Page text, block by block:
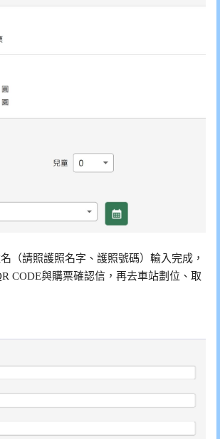
（請照護照名字、護照號碼）輸入完成，
CODE與購票確認信，再去車站劃位、取